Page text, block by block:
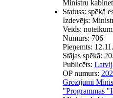
Ministru
Statuss: spēkā
Izdevējs:
Veids:
Numurs: 706
Pieņemts:
Stājas spēkā:
Publicēts:
OP numurs:
Grozījumi
"Programmas